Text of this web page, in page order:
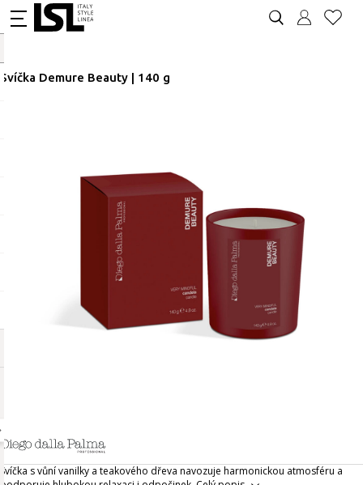
Svíčka Demure Beauty | 140 g
Svíčka s vůní vanilky a teakového dřeva navozuje harmonickou atmosféru a